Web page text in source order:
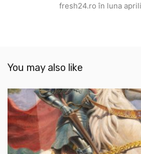
fresh24.ro în luna
You may also like